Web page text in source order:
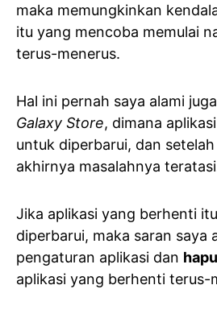
maka memungkinkan
itu yang mencoba memulai
terus-menerus.
Hal ini pernah saya alami
Galaxy Store, dimana
untuk diperbarui, dan
akhirnya masalahnya
Jika aplikasi yang berhenti
diperbarui, maka saran saya
pengaturan aplikasi dan
aplikasi yang berhenti terus-